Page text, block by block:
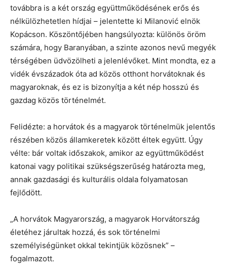
továbbra is a két ország együttműködésének erős és
nélkülözhetetlen hídjai – jelentette ki Milanović elnök
Kopácson. Köszöntőjében hangsúlyozta: különös öröm
számára, hogy Baranyában, a szinte azonos nevű megyék
térségében üdvözölheti a jelenlévőket. Mint mondta, ez a
vidék évszázadok óta ad közös otthont horvátoknak és
magyaroknak, és ez is bizonyítja a két nép hosszú és
gazdag közös történelmét.
Felidézte: a horvátok és a magyarok történelmük jelentős
részében közös államkeretek között éltek együtt. Úgy
vélte: bár voltak időszakok, amikor az együttműködést
katonai vagy politikai szükségszerűség határozta meg,
annak gazdasági és kulturális oldala folyamatosan
fejlődött.
„A horvátok Magyarország, a magyarok Horvátország
életéhez járultak hozzá, és sok történelmi
személyiségünket okkal tekintjük közösnek” –
fogalmazott.